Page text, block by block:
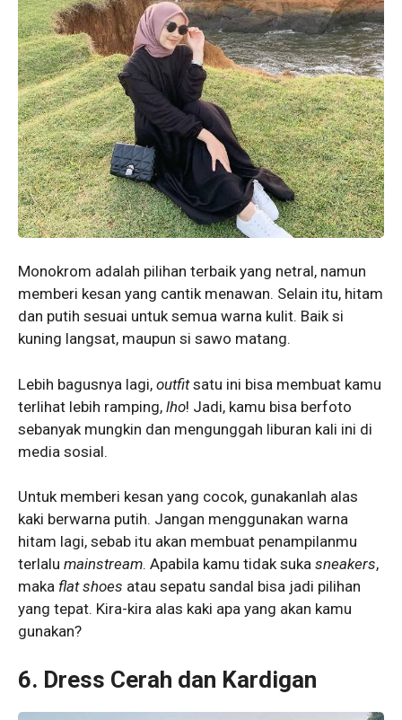
Monokrom adalah pilihan terbaik yang netral, namun
memberi kesan yang cantik menawan. Selain itu, hitam
dan putih sesuai untuk semua warna kulit. Baik si
kuning langsat, maupun si sawo matang.
Lebih bagusnya lagi, outfitsatu ini bisa membuat kamu
terlihat lebih ramping, lho! Jadi, kamu bisa berfoto
sebanyak mungkin dan mengunggah liburan kali ini di
media sosial.
Untuk memberi kesan yang cocok, gunakanlah alas
kaki berwarna putih. Jangan menggunakan warna
hitam lagi, sebab itu akan membuat penampilanmu
terlalu mainstream. Apabila kamu tidak suka sneakers,
maka flat shoes atau sepatu sandal bisa jadi pilihan
yang tepat. Kira-kira alas kaki apa yang akan kamu
gunakan?
6. Dress Cerah dan Kardigan